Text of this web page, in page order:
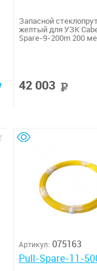
Запасной
желтый для УЗК
Spare-9-200m 200
42 003
Артикул: 075163
Pull-Spare-11-